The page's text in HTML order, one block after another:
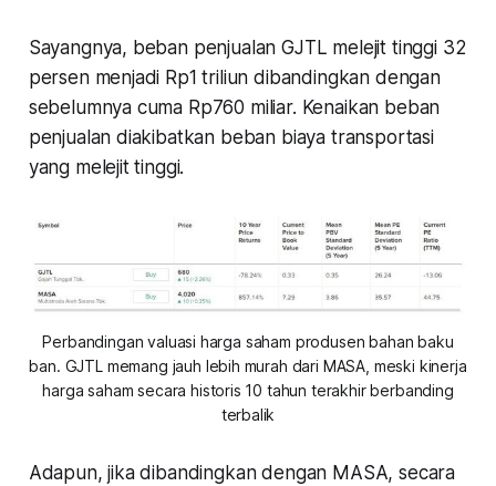
Sayangnya, beban penjualan GJTL melejit tinggi 32
persen menjadi Rp1 triliun dibandingkan dengan
sebelumnya cuma Rp760 miliar. Kenaikan beban
penjualan diakibatkan beban biaya transportasi
yang melejit tinggi.
Perbandingan valuasi harga saham produsen bahan baku
ban. GJTL memang jauh lebih murah dari MASA, meski kinerja
harga saham secara historis 10 tahun terakhir berbanding
terbalik
Adapun, jika dibandingkan dengan MASA, secara